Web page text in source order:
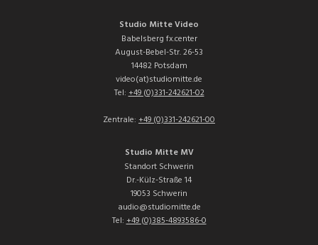
Studio Mitte Video
Babelsberg fx.center
August-Bebel-Str. 26-53
14482 Potsdam
video(at)studiomitte.de
Tel:+49 (0)331-242621-02
Zentrale: +49 (0)331-242621-00
Studio Mitte MV
Standort Schwerin
Dr.-Külz-Straße 14
19053 Schwerin
audio@studiomitte.de
Tel:+49 (0)385-4893586-0